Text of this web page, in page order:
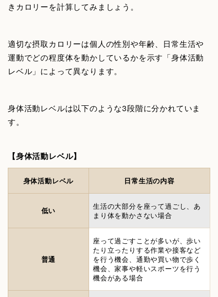
きカロリーを計算してみましょう。
適切な摂取カロリーは個人の性別や年齢、日常生活や
運動でどの程度体を動かしているかを示す「身体活動
レベル」によって異なります。
身体活動レベルは以下のような3段階に分かれていま
す。
【身体活動レベル】
身体活動レベル 日常生活の内容
低い
生活の大部分を座って過ごし、あ
まり体を動かさない場合
普通
座って過ごすことが多いが、歩い
たり立ったりする作業や接客など
を行う機会、通勤や買い物で歩く
機会、家事や軽いスポーツを行う
機会がある場合